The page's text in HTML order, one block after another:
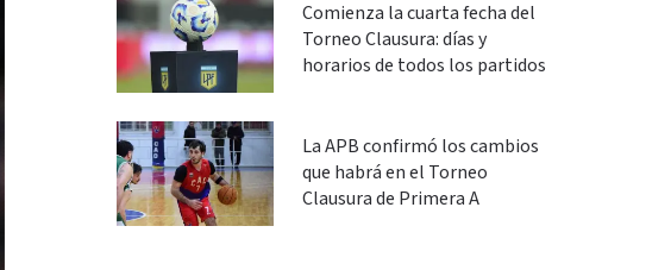
Comienza la cuarta fecha del
Torneo Clausura: días y
horarios de todos los partidos
La APB confirmó los cambios
que habrá en el Torneo
Clausura de Primera A